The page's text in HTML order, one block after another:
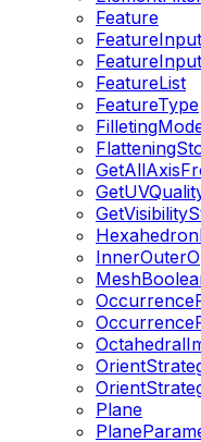
Feature
FeatureInput
FeatureList
FeatureType
Plane